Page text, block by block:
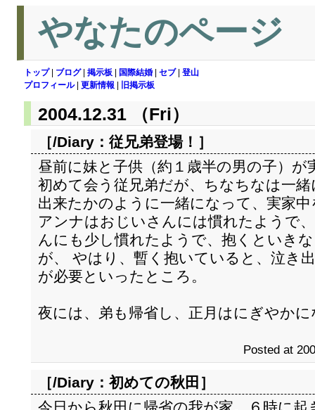
やなたのページ
トップ| ブログ| 掲示板 国際結婚 セブ| 登山
プロフィール| 更新情報 旧掲示板
2004.12.31 （Fri）
［/Diary： 従兄弟登場！ ］
昼前に妹と子供（約１歳半の男の子）が
初めて会う従兄弟だが、ちなちなは一
出来たかのように一緒になって、実家
アンナはおじいさんには慣れたようで
んにも少し慣れたようで、抱くといき
が、 やはり、暫く抱いていると、泣き
が必要といったところ。
夜には、弟も帰省し、正月はにぎやか
Posted at
［/Diary： 初めての秋田 ］